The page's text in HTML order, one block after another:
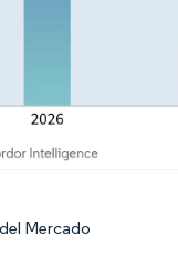
Mercado